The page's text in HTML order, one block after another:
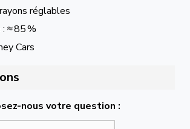
réglables
≈ 85 %
Cars
nous votre question :